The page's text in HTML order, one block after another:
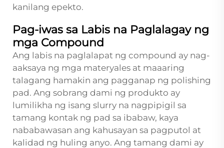
kanilang epekto.
Pag-iwas sa Labis na Paglalagay ng
mga Compound
Ang labis na paglalapat ng compound ay nag-
aaksaya ng mga materyales at maaaring
talagang hamakin ang pagganap ng polishing
pad. Ang sobrang dami ng produkto ay
lumilikha ng isang slurry na nagpipigil sa
tamang kontak ng pad sa ibabaw, kaya
nababawasan ang kahusayan sa pagputol at
kalidad ng huling anyo. Ang tamang dami ay